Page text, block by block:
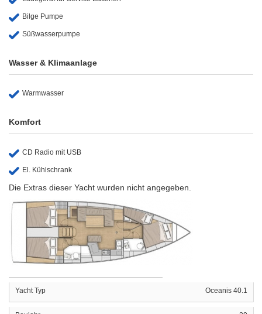
Bilge Pumpe
Süßwasserpumpe
Wasser & Klimaanlage
Warmwasser
Komfort
CD Radio mit USB
El. Kühlschrank
Die Extras dieser Yacht wurden nicht angegeben.
Yacht Typ Oceanis 40.1